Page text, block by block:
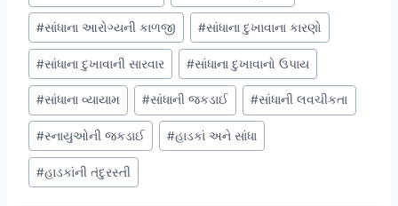
#સાંધાના આરોગ્યની કાળજી #સાંધાના દુખાવાના કારણો
#સાંધાના દુખાવાની સારવાર #સાંધાના દુખાવાનો ઉપાય
#સાંધાના વ્યાયામ #સાંધાની જકડાઈ #સાંધાની લવચીકતા
#સ્નાયુઓની જકડાઈ #હાડકાં અને સાંધા
#હાડકાંની તંદુરસ્તી